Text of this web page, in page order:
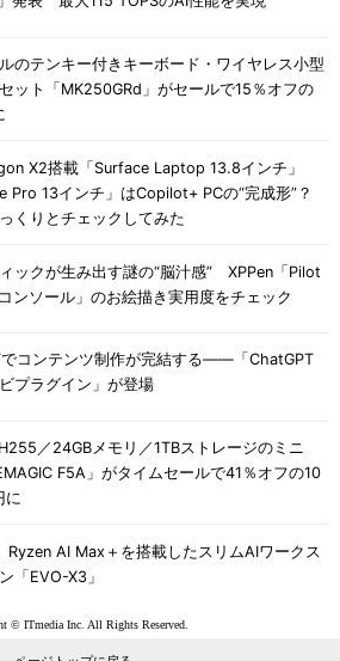
のテンキー付きキーボード・ワイヤレス小型
ット「MK250GRd」がセールで15％オフの
X2搭載「Surface Laptop 13.8インチ」
Pro 13インチ」はCopilot+ PCの“完成形”？
くりとチェックしてみた
ックが生み出す謎の“脳汁感” XPPen「Pilot
ンソール」のお絵描き実用度をチェック
コンテンツ制作が完結する――「ChatGPT
プラグイン」が登場
／24GBメモリ／1TBストレージのミニ
F5A」がタイムセールで41％オフの10
に
Ryzen AI Max＋を搭載したスリムAIワークス
「EVO-X3」
© ITmedia Inc. All Rights Reserved.